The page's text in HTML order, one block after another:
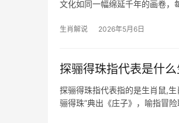
文化如同一幅绵延千年的画卷，
生肖解说 2026年5月6日
探骊得珠指代表是什
探骊得珠指代表指的是生肖鼠,
骊得珠”典出《庄子》，喻指冒